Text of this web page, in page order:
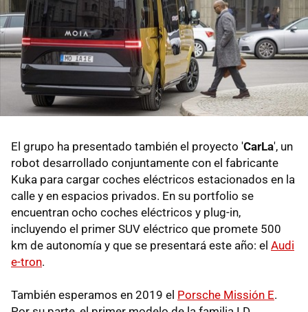
El grupo ha presentado también el proyecto 'CarLa', un
robot desarrollado conjuntamente con el fabricante
Kuka para cargar coches eléctricos estacionados en la
calle y en espacios privados. En su portfolio se
encuentran ocho coches eléctricos y plug-in,
incluyendo el primer SUV eléctrico que promete 500
km de autonomía y que se presentará este año: el Audi
e-tron.
También esperamos en 2019 el Porsche Missión E.